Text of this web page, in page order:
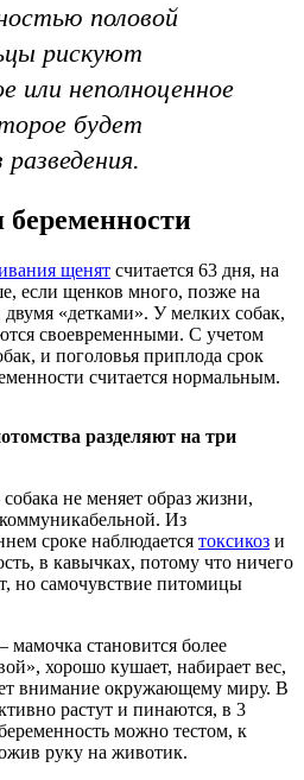
половой
рискуют
или неполноценное
будет
беременности
щенят считается 63 дня, на
если щенков много, позже на
двумя «детками». У мелких собак,
своевременными. С учетом
и поголовья приплода срок
считается нормальным.
разделяют на три
не меняет образ жизни,
Из
сроке наблюдается токсикоз и
в кавычках, потому что ничего
но самочувствие питомицы
мамочка становится более
хорошо кушает, набирает вес,
внимание окружающему миру. В
растут и пинаются, в 3
можно тестом, к
руку на животик.